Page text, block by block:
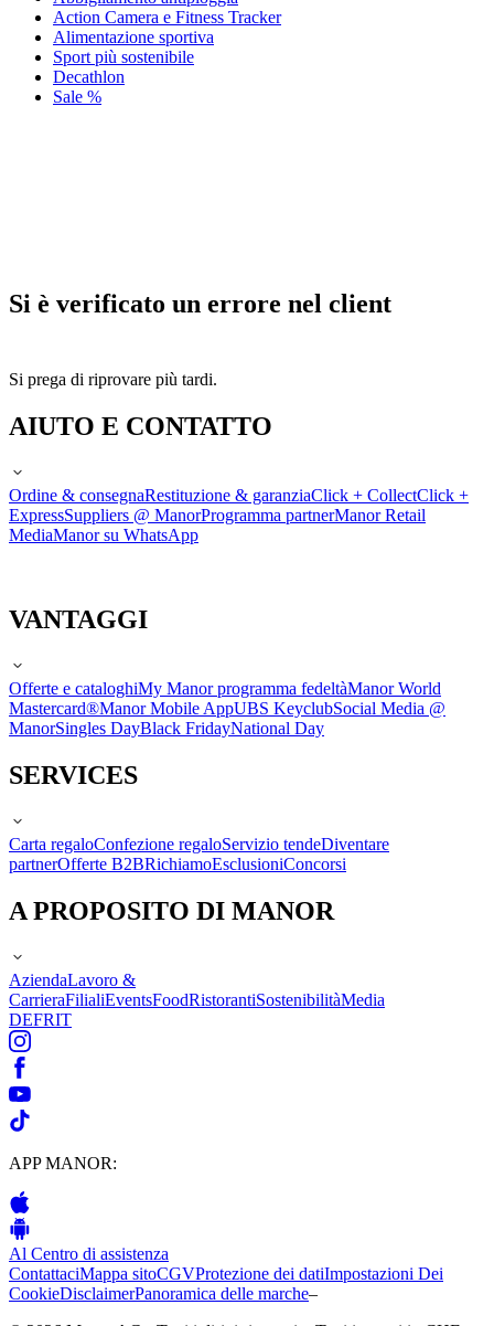
Action Camera e Fitness Tracker
Alimentazione sportiva
Sport più sostenibile
Decathlon
Sale %
Si è verificato un errore nel client
Si prega di riprovare più tardi.
AIUTO E CONTATTO
Ordine & consegnaRestituzione & garanziaClick + CollectClick +
ExpressSuppliers @ ManorProgramma partnerManor Retail
MediaManor su WhatsApp
VANTAGGI
Offerte e cataloghiMy Manor programma fedeltàManor World
Mastercard®Manor Mobile AppUBS KeyclubSocial Media @
ManorSingles DayBlack FridayNational Day
SERVICES
Carta regaloConfezione regaloServizio tendeDiventare
partnerOfferte B2BRichiamoEsclusioniConcorsi
A PROPOSITO DI MANOR
AziendaLavoro &
CarrieraFilialiEventsFoodRistorantiSostenibilitàMedia
DEFRIT
APP MANOR:
Al Centro di assistenza
ContattaciMappa sitoCGVProtezione dei datiImpostazioni Dei
CookieDisclaimerPanoramica delle marche–